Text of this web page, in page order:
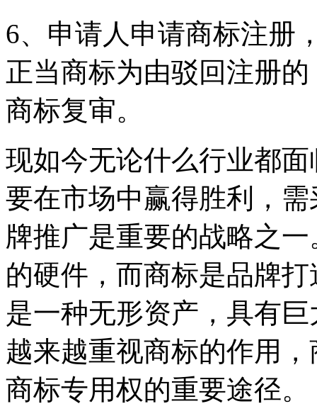
6、申请人申请商标注册
正当商标为由驳回注册
商标复审。
现如今无论什么行业都
要在市场中赢得胜利，
牌推广是重要的战略之
的硬件，而商标是品牌
是一种无形资产，具有
越来越重视商标的作用
商标专用权的重要途径。